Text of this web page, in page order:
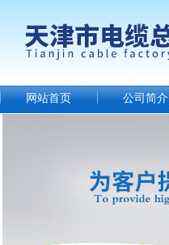
网站首页 公司简介